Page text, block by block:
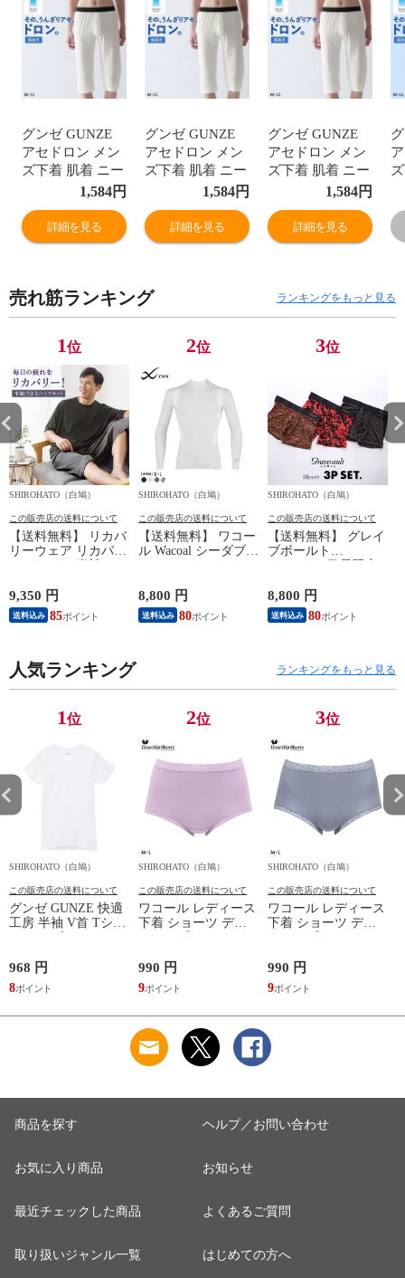
グンゼ GUNZE
アセドロン メン
ズ下着 肌着 ニー
レングス インナ
丈 ボトムス メン
ズ
1,584円
詳細を見る
グンゼ GUNZE
アセドロン メン
ズ下着 肌着 ニー
レングス インナ
丈 ボトムス メン
ズ
1,584円
詳細を見る
グンゼ GUNZE
アセドロン メン
ズ下着 肌着 ニー
レングス インナ
丈 ボトムス メン
ズ
1,584円
詳細を見る
ズ
売れ筋ランキング ランキングをもっと見る
1位
SHIROHATO（白鳩）
この販売店の送料について
【送料無料】 リカバ
リーウェア リカバリ
ーパジャマ 半袖 メ
ームウェア パジャマ
リカバリーケア 7分
丈パンツ 疲労回復
9,350 円
送料込み 85
2位
SHIROHATO（白鳩）
この販売店の送料について
【送料無料】 ワコー
ル Wacoal シーダブリ
JYURYU 柔流 ジュウ
リュウ メンズ トッ
プ SML ハイネック
8,800 円
送料込み 80
3位
SHIROHATO（白鳩）
この販売店の送料について
【送料無料】 グレイ
ブボールト
Gravevault 数量限定
サーパンツ おまかせ
3P 福袋 ショート ロ
ーライズ 3枚セット
8,800 円
送料込み 80
人気ランキング ランキングをもっと見る
1位
SHIROHATO（白鳩）
この販売店の送料について
グンゼ GUNZE 快適
工房 半袖 V首 Tシャ
ツ メンズ インナー
本製 抗菌防臭
968 円
8
2位
SHIROHATO（白鳩）
この販売店の送料について
ワコール レディース
下着 ショーツ ディ
アヒップショーツ
スタンダード ノーマ
ルショーツ ML
Wacoal
990 円
9
3位
SHIROHATO（白鳩）
この販売店の送料について
ワコール レディース
下着 ショーツ ディ
アヒップショーツ
スタンダード ノーマ
ルショーツ ML
Wacoal
990 円
9
商品を探す
お気に入り商品
最近チェックした商品
取り扱いジャンル一覧
ヘルプ／お問い合わせ
お知らせ
よくあるご質問
はじめての方へ